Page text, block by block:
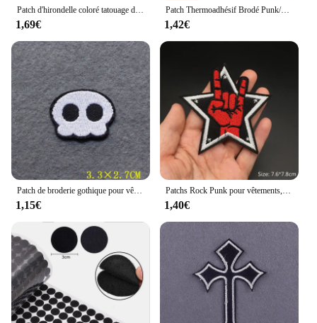
Patch d'hirondelle coloré tatouage d'oiseau moineau brodé fer sur application tissu robe Scrapbooking 1 paire
1,69€
Patch Thermoadhésif Brodé Punk/Cœur pour Vêtements, Dessin Animé, Bouteille, Couture, Bricolage
1,42€
Patch de broderie gothique pour vêtements, patchs thermoadhésifs pour vêtements, bricolage, Patch Sexy, fer sur patchs, Badges sur décor de sac à dos
1,15€
Patchs Rock Punk pour vêtements, broderie à rayures, crâne, Badge fantôme pour vêtements, veste, jean, décor de motard pour toujours
1,40€